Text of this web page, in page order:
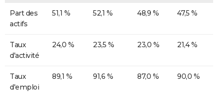
Part des
actifs
51,1 % 52,1 % 48,9 % 47,5 %
Taux
d'activité
24,0 % 23,5 % 23,0 % 21,4 %
Taux
d'emploi
89,1 % 91,6 % 87,0 % 90,0 %